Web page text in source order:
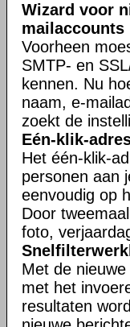
Wizard voor
mailaccounts
Voorheen
SMTP- en
kennen. Nu
naam, e-
zoekt de
Eén-klik-
Het één-klik-
personen aan
eenvoudig op
Door
foto,
Met de
met het
resultaten